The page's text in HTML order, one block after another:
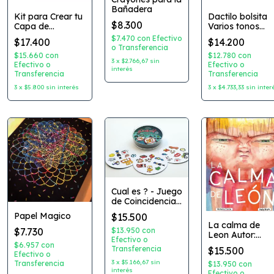
Kit para Crear tu
Capa de
Superhéroe
Coleccion:
Ecolecua
$17.400
$15.660con
Efectivo o
Transferencia
3 x$5.800 sin interés
Bañadera
$8.300
$7.470 con Efectivo
o Transferencia
3 x $2.766,67 sin
interés
Dactilo bolsita
Varios tonos
Clasicos -
Metalizado -
Brillantina
$14.200
$12.780 con
Efectivo o
Transferencia
3 x $4.733,33 sin
Papel Magico
$7.730
$6.957con
Efectivo o
Transferencia
Cual es ? - Juego
de Coincidencias
- Plan Z
$15.500
$13.950 con
Efectivo o
Transferencia
3 x $5.166,67 sin
interés
La calma de
Leon Autor:
Victoria Conte
Dibujante: Polly
Boyle Editorial:
$15.500
$13.950 con